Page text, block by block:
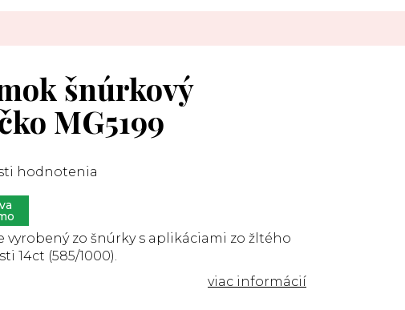
vyrobený zo šnúrky s aplikáciami zo žltého
14ct (585/1000).
šnúrkový
MG5199
hodnotenia